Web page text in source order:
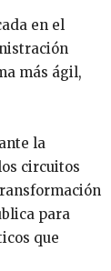
en el
más ágil,
la
circuitos
para
que